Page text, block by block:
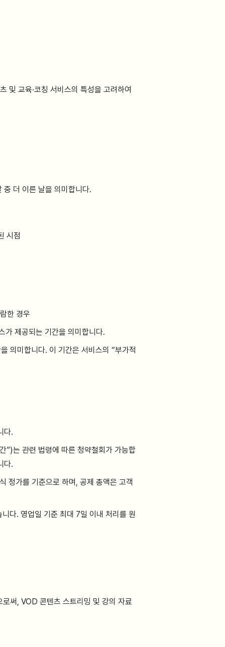
및 교육·코칭 서비스의 특성을 고려하여
중 더 이른 날을 의미합니다.
시점
한 경우
가 제공되는 기간을 의미합니다.
의미합니다. 이 기간은 서비스의 “부가적
다.
”)는 관련 법령에 따른 청약철회가 가능합
다.
정가를 기준으로 하며, 공제 총액은 고객
다. 영업일 기준 최대 7일 이내 처리를 원
써, VOD 콘텐츠 스트리밍 및 강의 자료